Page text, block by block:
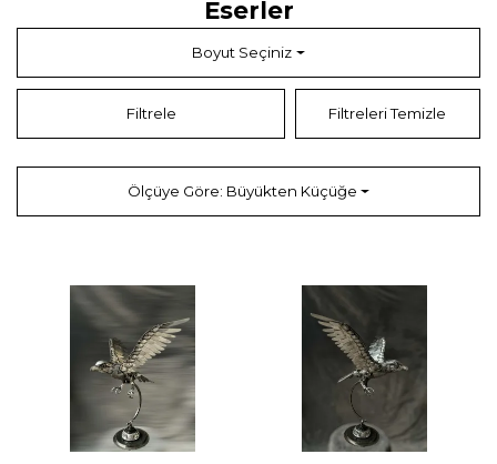
Eserler
Boyut Seçiniz
Filtrele Filtreleri Temizle
Ölçüye Göre: Büyükten Küçüğe